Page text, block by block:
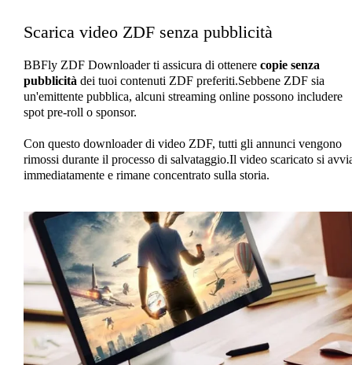
Scarica video ZDF senza pubblicità
BBFly ZDF Downloader ti assicura di ottenere copie senza
pubblicità dei tuoi contenuti ZDF preferiti.Sebbene ZDF sia
un'emittente pubblica, alcuni streaming online possono includere
spot pre-roll o sponsor.
Con questo downloader di video ZDF, tutti gli annunci vengono
rimossi durante il processo di salvataggio.Il video scaricato si
immediatamente e rimane concentrato sulla storia.